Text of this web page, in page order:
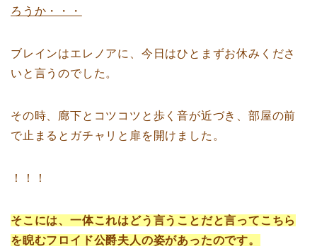
ろうか・・・
ブレインはエレノアに、今日はひとまずお休みくださ
いと言うのでした。
その時、廊下とコツコツと歩く音が近づき、部屋の前
で止まるとガチャリと扉を開けました。
！！！
そこには、一体これはどう言うことだと言ってこちら
を睨むフロイド公爵夫人の姿があったのです。